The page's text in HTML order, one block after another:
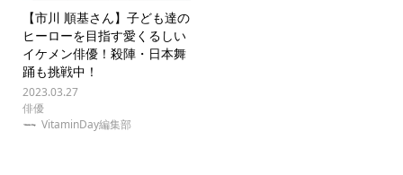
【市川 順基さん】子ども達の
ヒーローを目指す愛くるしい
イケメン俳優！殺陣・日本舞
踊も挑戦中！
2023.03.27
俳優
VitaminDay編集部